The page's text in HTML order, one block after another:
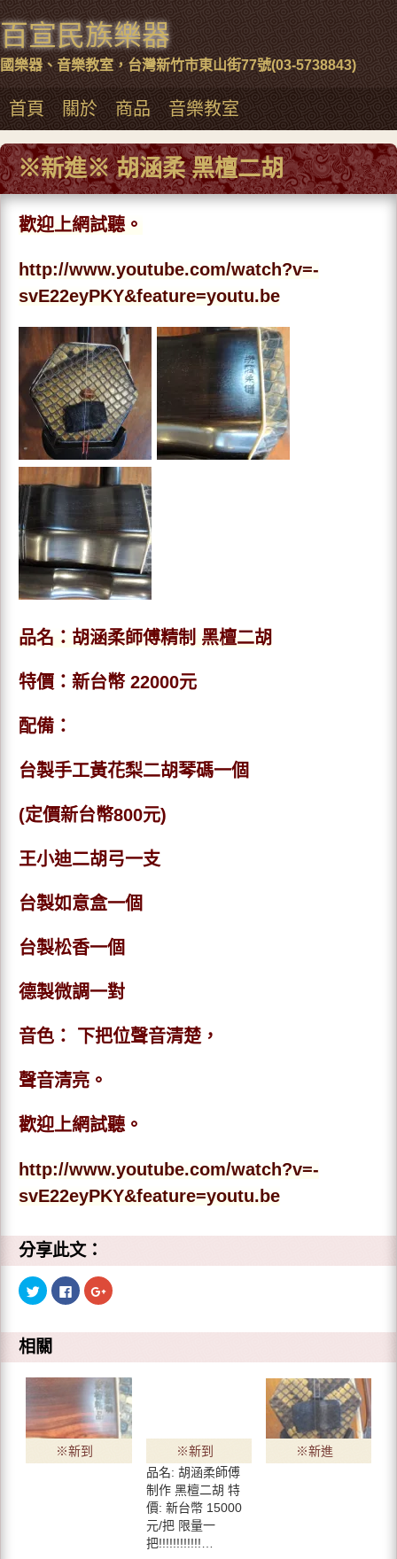
百宣民族樂器
國樂器、音樂教室，台灣新竹市東山街77號(03-5738843)
首頁 關於 商品 音樂教室
※新進※ 胡涵柔 黑檀二胡
歡迎上網試聽。
http://www.youtube.com/watch?v=-
svE22eyPKY&feature=youtu.be
品名：胡涵柔師傅精制 黑檀二胡
特價：新台幣 22000元
配備：
台製手工黃花梨二胡琴碼一個
(定價新台幣800元)
王小迪二胡弓一支
台製如意盒一個
台製松香一個
德製微調一對
音色： 下把位聲音清楚，
聲音清亮。
歡迎上網試聽。
http://www.youtube.com/watch?v=-
svE22eyPKY&feature=youtu.be
分享此文：
分
享
w
i
t
t
在
新
視
窗
啟
按
一
分
F
c
o
o
k
(
在
新
點
擊
到
o
l
+
(
在
新
中
相關
※新到
※新到
貨※ 胡
涵柔 黑
檀二胡 -
---已售
品名: 胡涵柔師傅
制作 黑檀二胡 特
價: 新台幣 15000
元/把 限量一
把!!!!!!!!!!!!…
※新進